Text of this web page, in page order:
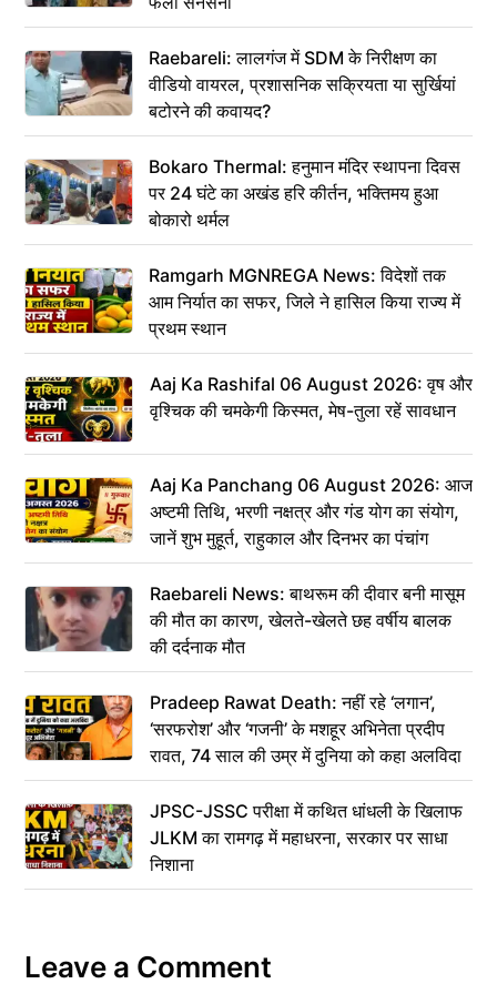
Raebareli: लालगंज में SDM के निरीक्षण का
वीडियो वायरल, प्रशासनिक सक्रियता या सुर्खियां
बटोरने की कवायद?
Bokaro Thermal: हनुमान मंदिर स्थापना दिवस
पर 24 घंटे का अखंड हरि कीर्तन, भक्तिमय हुआ
बोकारो थर्मल
Ramgarh MGNREGA News: विदेशों तक
आम निर्यात का सफर, जिले ने हासिल किया राज्य में
प्रथम स्थान
Aaj Ka Rashifal 06 August 2026: वृष और
वृश्चिक की चमकेगी किस्मत, मेष-तुला रहें सावधान
Aaj Ka Panchang 06 August 2026: आज
अष्टमी तिथि, भरणी नक्षत्र और गंड योग का संयोग,
जानें शुभ मुहूर्त, राहुकाल और दिनभर का पंचांग
Raebareli News: बाथरूम की दीवार बनी मासूम
की मौत का कारण, खेलते-खेलते छह वर्षीय बालक
की दर्दनाक मौत
Pradeep Rawat Death: नहीं रहे ‘लगान’,
‘सरफरोश’ और ‘गजनी’ के मशहूर अभिनेता प्रदीप
रावत, 74 साल की उम्र में दुनिया को कहा अलविदा
JPSC-JSSC परीक्षा में कथित धांधली के खिलाफ
JLKM का रामगढ़ में महाधरना, सरकार पर साधा
निशाना
Leave a Comment